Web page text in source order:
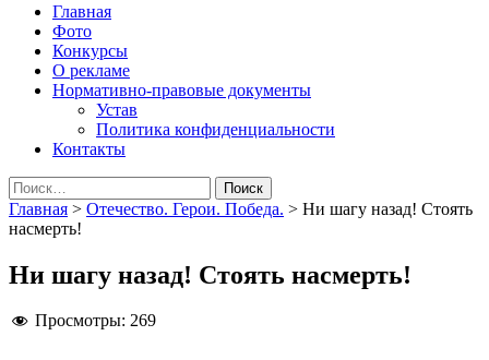
Народная трибуна
Калининская районная газета
Главная
Фото
Конкурсы
О рекламе
Нормативно-правовые документы
Устав
Политика конфиденциальности
Контакты
Найти:
Главная > Отечество. Герои. Победа. > Ни шагу назад! Стоять
насмерть!
Ни шагу назад! Стоять насмерть!
Просмотры: 269